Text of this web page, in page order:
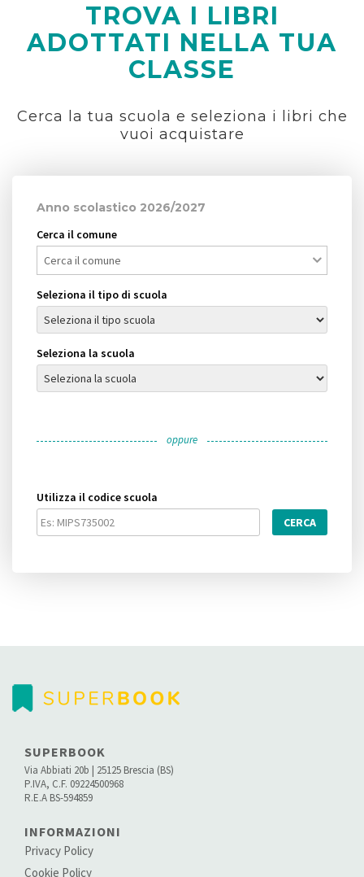
TROVA I LIBRI
ADOTTATI NELLA TUA
CLASSE
Cerca la tua scuola e seleziona i libri che
vuoi acquistare
Anno scolastico 2026/2027
Cerca il comune
Cerca il comune
Seleziona il tipo di scuola
Seleziona la scuola
Utilizza il codice scuola
CERCA
SUPERBOOK
Via Abbiati 20b | 25125 Brescia (BS)
P.IVA, C.F. 09224500968
R.E.A BS-594859
INFORMAZIONI
Privacy Policy
Cookie Policy